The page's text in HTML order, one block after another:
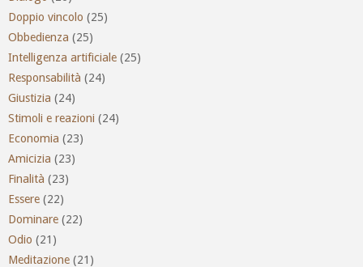
Doppio vincolo (25)
Obbedienza (25)
Intelligenza artificiale (25)
Responsabilità (24)
Giustizia (24)
Stimoli e reazioni (24)
Economia (23)
Amicizia (23)
Finalità (23)
Essere (22)
Dominare (22)
Odio (21)
Meditazione (21)